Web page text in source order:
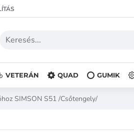
VETERÁN QUAD GUMIK
SIMSON S51 /Csőtengely/